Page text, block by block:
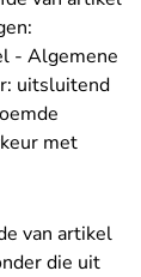
- Algemene
uitsluitend
met
van artikel
die uit